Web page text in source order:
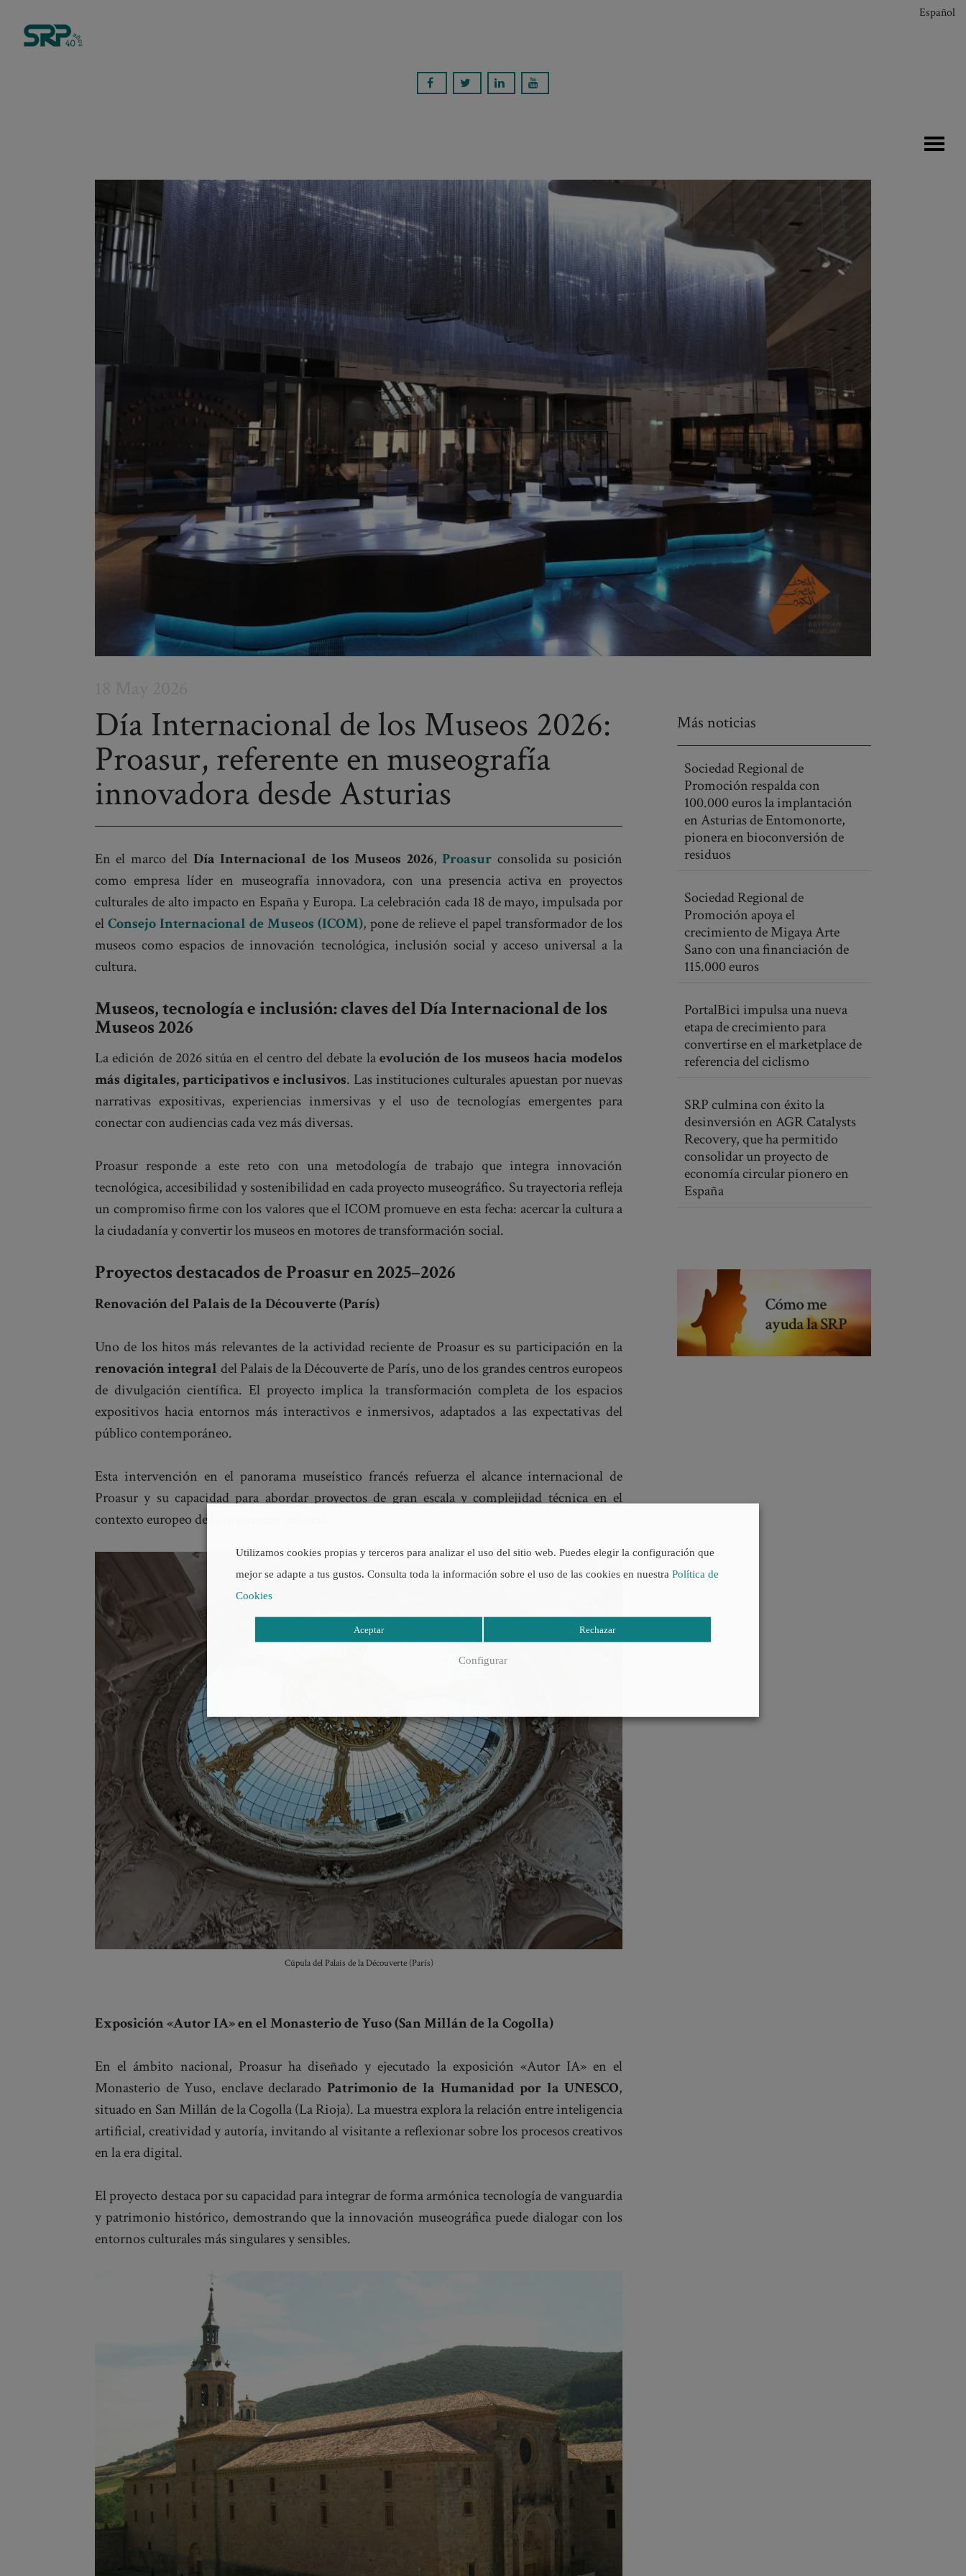
Día Internacional de los Museos 2026:
Proasur, referente en museografía
innovadora desde Asturias
En el marco del Día Internacional de los Museos 2026,Proasur consolida su posición
como empresa líder en museografía innovadora, con una presencia activa en proyectos
culturales de alto impacto en España y Europa. La celebración cada 18 de mayo, impulsada por
elConsejo Internacional de Museos (ICOM), pone de relieve el papel transformador de los
museos como espacios de innovación tecnológica, inclusión social y acceso universal a la
cultura.
Museos, tecnología e inclusión: claves del Día Internacional de los
Museos 2026
La edición de 2026 sitúa en el centro del debate laevolución de los museos hacia modelos
más digitales, participativos e inclusivos. Las instituciones culturales apuestan por nuevas
narrativas expositivas, experiencias inmersivas y el uso de tecnologías emergentes para
conectar con audiencias cada vez más diversas.
Proasur responde a este reto con una metodología de trabajo que integra innovación
tecnológica, accesibilidad y sostenibilidad en cada proyecto museográfico. Su trayectoria refleja
un compromiso firme con los valores que el ICOM promueve en esta fecha: acercar la cultura a
la ciudadanía y convertir los museos en motores de transformación social.
Proyectos destacados de Proasur en 2025–2026
Renovación del Palais de la Découverte (París)
Uno de los hitos más relevantes de la actividad reciente de Proasur es su participación en la
renovación integral del Palais de la Découverte de París, uno de los grandes centros europeos
de divulgación científica. El proyecto implica la transformación completa de los espacios
expositivos hacia entornos más interactivos e inmersivos, adaptados a las expectativas del
público contemporáneo.
Esta intervención en el panorama museístico francés refuerza el alcance internacional de
Proasur y su capacidad para abordar proyectos de gran escala y complejidad técnica en el
contexto europeo de la ingeniería cultural.
Cúpula del Palais de la Découverte (París)
Exposición «Autor IA» en el Monasterio de Yuso (San Millán de la Cogolla)
En el ámbito nacional, Proasur ha diseñado y ejecutado la exposición «Autor IA» en el
Monasterio de Yuso, enclave declarado Patrimonio de la Humanidad por la UNESCO,
situado en San Millán de la Cogolla (La Rioja). La muestra explora la relación entre inteligencia
artificial, creatividad y autoría, invitando al visitante a reflexionar sobre los procesos creativos
en la era digital.
El proyecto destaca por su capacidad para integrar de forma armónica tecnología de vanguardia
y patrimonio histórico, demostrando que la innovación museográfica puede dialogar con los
entornos culturales más singulares y sensibles.
Más noticias
Sociedad Regional de
Promoción respalda con
100.000 euros la implantación
en Asturias de Entomonorte,
pionera en bioconversión de
residuos
Sociedad Regional de
Promoción apoya el
crecimiento de Migaya Arte
Sano con una financiación de
115.000 euros
PortalBici impulsa una nueva
etapa de crecimiento para
convertirse en el marketplace de
referencia del ciclismo
SRP culmina con éxito la
desinversión en AGR Catalysts
Recovery, que ha permitido
consolidar un proyecto de
economía circular pionero en
España
Post
navigation
Español
Utilizamos cookies propias y terceros para analizar el uso del sitio web. Puedes elegir la configuración que
mejor se adapte a tus gustos. Consulta toda la información sobre el uso de las cookies en nuestra Política de
Cookies
Aceptar Rechazar
Configurar